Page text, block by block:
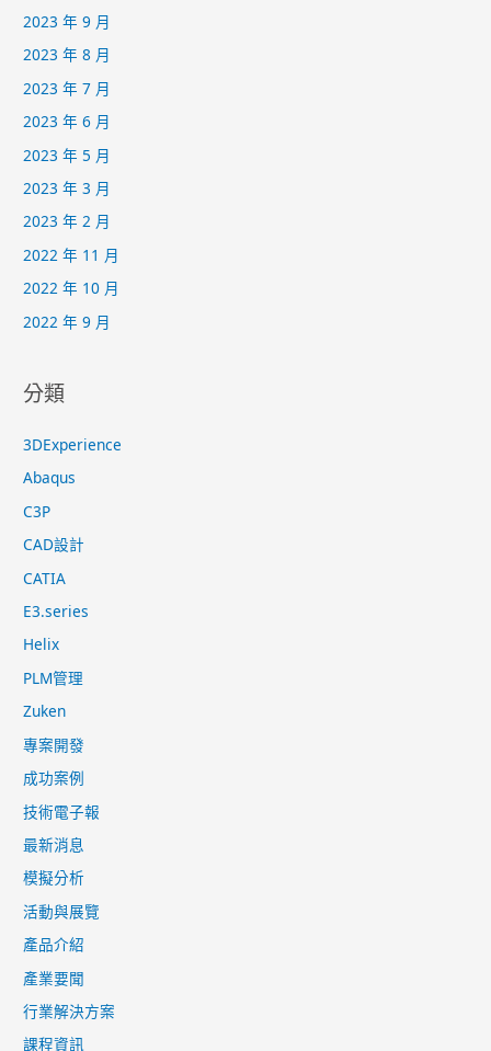
2023 年 9 月
2023 年 8 月
2023 年 7 月
2023 年 6 月
2023 年 5 月
2023 年 3 月
2023 年 2 月
2022 年 11 月
2022 年 10 月
2022 年 9 月
分類
3DExperience
Abaqus
C3P
CAD設計
CATIA
E3.series
Helix
PLM管理
Zuken
專案開發
成功案例
技術電子報
最新消息
模擬分析
活動與展覽
產品介紹
產業要聞
行業解決方案
課程資訊